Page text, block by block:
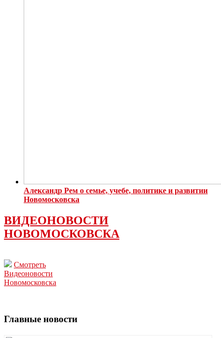
Александр Рем о семье, учебе, политике и развитии
Новомосковска
ВИДЕОНОВОСТИ
НОВОМОСКОВСКА
Смотреть
Видеоновости
Новомосковска
Главные новости